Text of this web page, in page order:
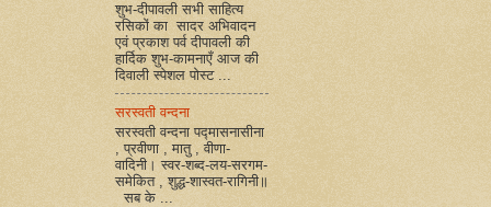
शुभ-दीपावली सभी साहित्य
रसिकों का सादर अभिवादन
एवं प्रकाश पर्व दीपावली की
हार्दिक शुभ-कामनाएँ आज की
दिवाली स्पेशल पोस्ट ...
सरस्वती वन्दना
सरस्वती वन्दना पद्मासनासीना
, प्रवीणा , मातु , वीणा-
वादिनी। स्वर-शब्द-लय-सरगम-
समेकित , शुद्ध-शास्वत-रागिनी॥
सब के ...